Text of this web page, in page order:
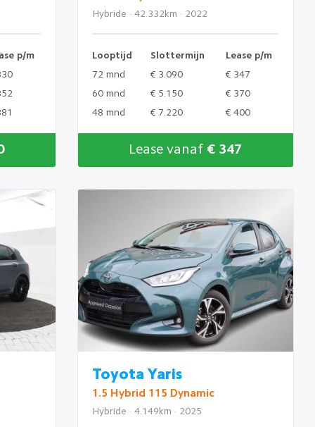
p/m
Hybride · 42.332km · 2022
Looptijd Slottermijn
Lease p/m
72 mnd
€ 3.090
€ 347
60 mnd
€ 5.150
€ 370
48 mnd
€ 7.220 € 400
Lease vanaf € 347
Toyota Yaris
1.5 Hybrid 115 Dynamic
Hybride · 4.149km · 2025